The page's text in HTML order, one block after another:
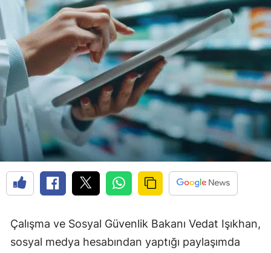
Çalışma ve Sosyal Güvenlik Bakanı Vedat Işıkhan,
sosyal medya hesabından yaptığı paylaşımda